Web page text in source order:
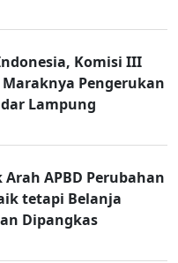
Komisi III
Maraknya Pengerukan
Lampung
APBD Perubahan
tetapi Belanja
Dipangkas